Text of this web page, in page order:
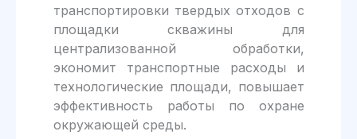
транспортировки твердых отходов с
площадки скважины для
централизованной обработки,
экономит транспортные расходы и
технологические площади, повышает
эффективность работы по охране
окружающей среды.